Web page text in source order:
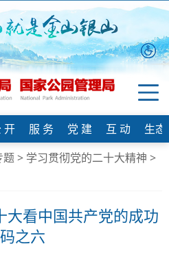
开 服 务 党 建 互 动
生
题> 学习贯彻党的二十大精神 >
看中国共产党的成功
之六